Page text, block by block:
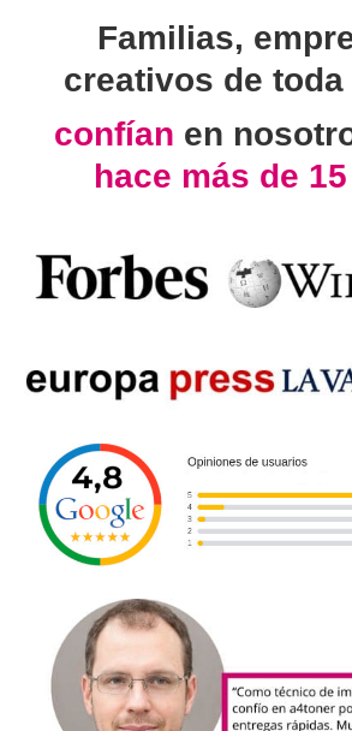
Familias,
creativos de toda
confían en
hace más de